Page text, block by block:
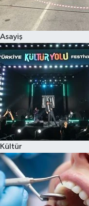
Asayiş
Kültür